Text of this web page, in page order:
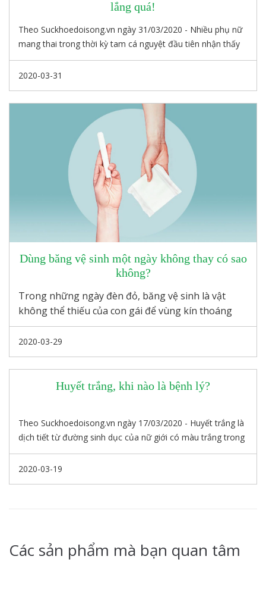
lắng quá!
Theo Suckhoedoisong.vn ngày 31/03/2020 - Nhiều phụ nữ
mang thai trong thời kỳ tam cá nguyệt đầu tiên nhận thấy
hiện tượng ra huyết hoặc xuất hiện đốm máu.
2020-03-31
Dùng băng vệ sinh một ngày không thay có sao
không?
Trong những ngày đèn đỏ, băng vệ sinh là vật
không thể thiếu của con gái để vùng kín thoáng
sạch mỗi ngày cũng như giúp ngăn ngừa vi khuẩn,
để bạn luôn cảm thấy thoải mái, tự tin hơn.
2020-03-29
Huyết trắng, khi nào là bệnh lý?
Theo Suckhoedoisong.vn ngày 17/03/2020 - Huyết trắng là
dịch tiết từ đường sinh dục của nữ giới có màu trắng trong
hơi tanh, có nhiệm vụ bôi trơn, giữ ẩm, ổn định môi trường
đường sinh dục nhằm hạn chế sự phát triển của các vi
2020-03-19
Các sản phẩm mà bạn quan tâm